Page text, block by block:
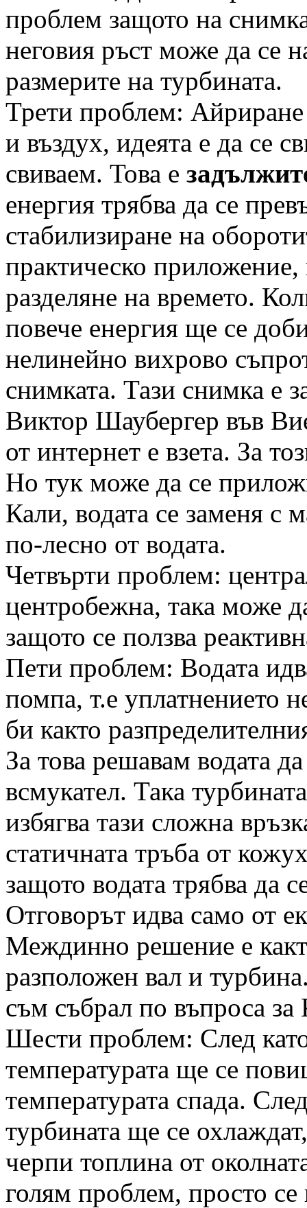
проблем защото на
неговия ръст може да се
размерите на турбината.
Трети проблем: Айриране
и въздух, идеята е да се
свиваем. Това е
енергия трябва да се
стабилизиране на
практическо
разделяне на времето.
повече енергия ще се
нелинейно вихрово
снимката. Тази снимка е
Виктор Шаубергер във
от интернет е взета. За
Но тук може да се
Кали, водата се заменя с
по-лесно от водата.
Четвърти проблем:
центробежна, така може
защото се ползва
Пети проблем: Водата
помпа, т.е уплатнението
би както
За това решавам водата
всмукател. Така
избягва тази сложна
статичната тръба от
защото водата трябва да
Отговорът идва само от
Междинно решение е
разположен вал и
съм събрал по въпроса за
Шести проблем: След
температурата ще се
температурата спада.
турбината ще се
черпи топлина от
голям проблем, просто се